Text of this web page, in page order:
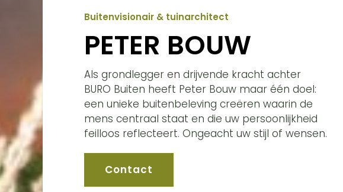
Buitenvisionair & tuinarchitect
PETER BOUW
Als grondlegger en drijvende kracht achter
BURO Buiten heeft Peter Bouw maar één doel:
een unieke buitenbeleving creëren waarin de
mens centraal staat en die uw persoonlijkheid
feilloos reflecteert. Ongeacht uw stijl of wensen.
Contact